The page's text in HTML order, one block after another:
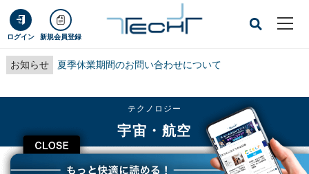
ログイン 新規会員登録
お知らせ 夏季休業期間のお問い合わせについて
CLOSE
テクノロジー
宇宙・航空